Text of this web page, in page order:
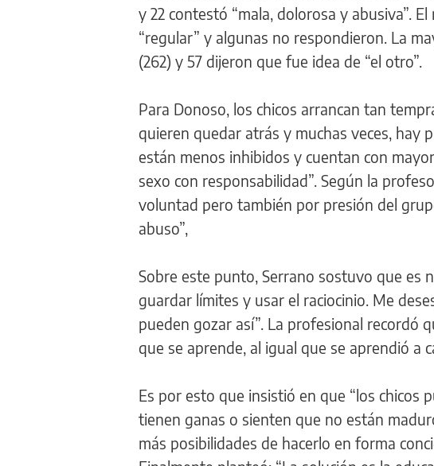
y 22 contestó “mala, dolorosa y abusiva”.
“regular” y algunas no respondieron. La
(262) y 57 dijeron que fue idea de “el otro”.
Para Donoso, los chicos arrancan tan
quieren quedar atrás y muchas veces, hay
están menos inhibidos y cuentan con
sexo con responsabilidad”. Según la
voluntad pero también por presión del
abuso”,
Sobre este punto, Serrano sostuvo que es
guardar límites y usar el raciocinio. Me
pueden gozar así”. La profesional recordó
que se aprende, al igual que se aprendió a
Es por esto que insistió en que “los chicos
tienen ganas o sienten que no están
más posibilidades de hacerlo en forma